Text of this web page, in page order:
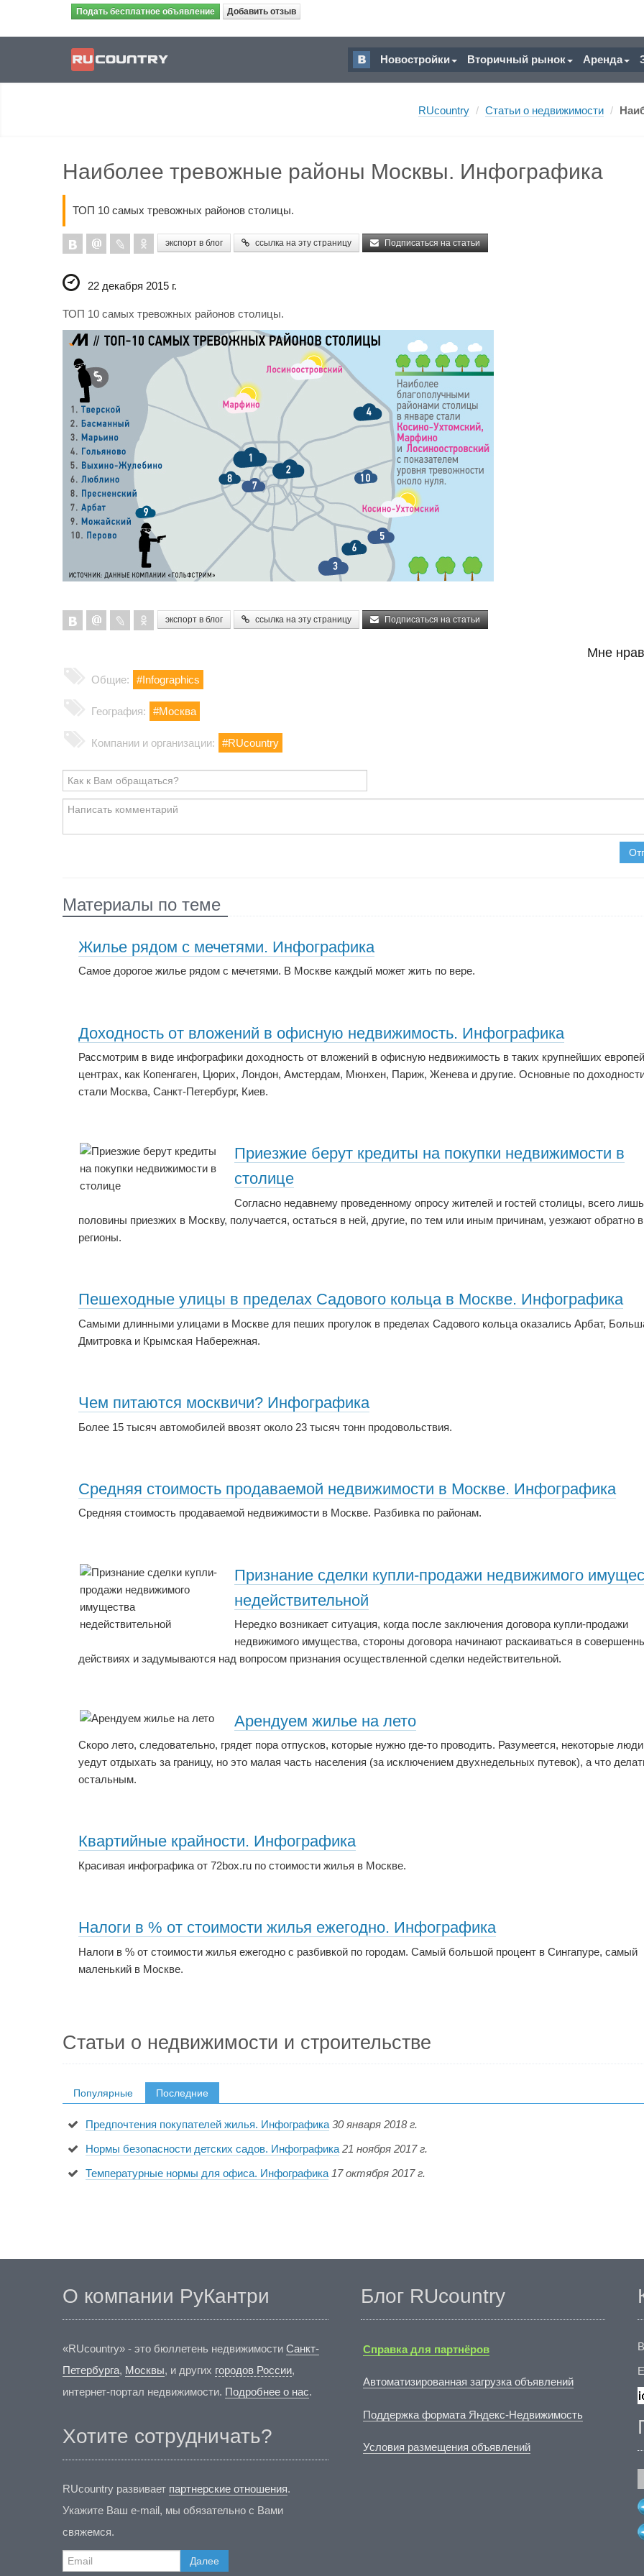
Подать бесплатное объявление Добавить отзыв
Новостройки Вторичный рынок Аренда
RUcountry / Статьи о недвижимости /
Наиболее тревожные районы Москвы. Инфографика
ТОП 10 самых тревожных районов столицы.
экспорт в блог ссылка на эту страницу Подписаться на статьи
22 декабря 2015 г.
ТОП 10 самых тревожных районов столицы.
экспорт в блог ссылка на эту страницу Подписаться на статьи
Мне
Общие: #Infographics
География: #Москва
Компании и организации: #RUcountry
Материалы по теме
Жилье рядом с мечетями. Инфографика
Самое дорогое жилье рядом с мечетями. В Москве каждый может жить по вере.
Доходность от вложений в офисную недвижимость. Инфографика
Рассмотрим в виде инфографики доходность от вложений в офисную недвижимость в таких крупнейших
центрах, как Копенгаген, Цюрих, Лондон, Амстердам, Мюнхен, Париж, Женева и другие. Основные по
стали Москва, Санкт-Петербург, Киев.
Приезжие берут кредиты на покупки недвижимости в
столице
Согласно недавнему проведенному опросу жителей и гостей столицы, всего
половины приезжих в Москву, получается, остаться в ней, другие, по тем или иным причинам, уезжают обратно в
регионы.
Пешеходные улицы в пределах Садового кольца в Москве. Инфографика
Самыми длинными улицами в Москве для пеших прогулок в пределах Садового кольца оказались Арбат,
Дмитровка и Крымская Набережная.
Чем питаются москвичи? Инфографика
Более 15 тысяч автомобилей ввозят около 23 тысяч тонн продовольствия.
Средняя стоимость продаваемой недвижимости в Москве. Инфографика
Средняя стоимость продаваемой недвижимости в Москве. Разбивка по районам.
Признание сделки купли-продажи недвижимого
недействительной
Нередко возникает ситуация, когда после заключения договора купли-продажи
недвижимого имущества, стороны договора начинают раскаиваться в
действиях и задумываются над вопросом признания осуществленной сделки недействительной.
Арендуем жилье на лето
Скоро лето, следовательно, грядет пора отпусков, которые нужно где-то проводить. Разумеется, некоторые люди
уедут отдыхать за границу, но это малая часть населения (за исключением двухнедельных путевок), а что
остальным.
Квартийные крайности. Инфографика
Красивая инфографика от 72box.ru по стоимости жилья в Москве.
Налоги в % от стоимости жилья ежегодно. Инфографика
Налоги в % от стоимости жилья ежегодно с разбивкой по городам. Самый большой процент в Сингапуре, самый
маленький в Москве.
Статьи о недвижимости и строительстве
Популярные Последние
Предпочтения покупателей жилья. Инфографика 30 января 2018 г.
Нормы безопасности детских садов. Инфографика 21 ноября 2017 г.
Температурные нормы для офиса. Инфографика 17 октября 2017 г.
О компании РуКантри
«RUcountry» - это бюллетень недвижимости Санкт-
Петербурга, Москвы, и других городов России,
интернет-портал недвижимости. Подробнее о нас.
Хотите сотрудничать?
RUcountry развивает партнерские отношения.
Укажите Ваш e-mail, мы обязательно с Вами
свяжемся.
Далее
Блог RUcountry
Справка для партнёров
Автоматизированная загрузка объявлений
Поддержка формата Яндекс-Недвижимость
Условия размещения объявлений